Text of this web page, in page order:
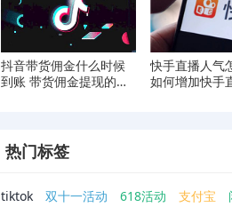
抖音带货佣金什么时候
到账 带货佣金提现的详
快手直播人气
如何增加快手
热门标签
tiktok 双十一活动 618活动 支付宝